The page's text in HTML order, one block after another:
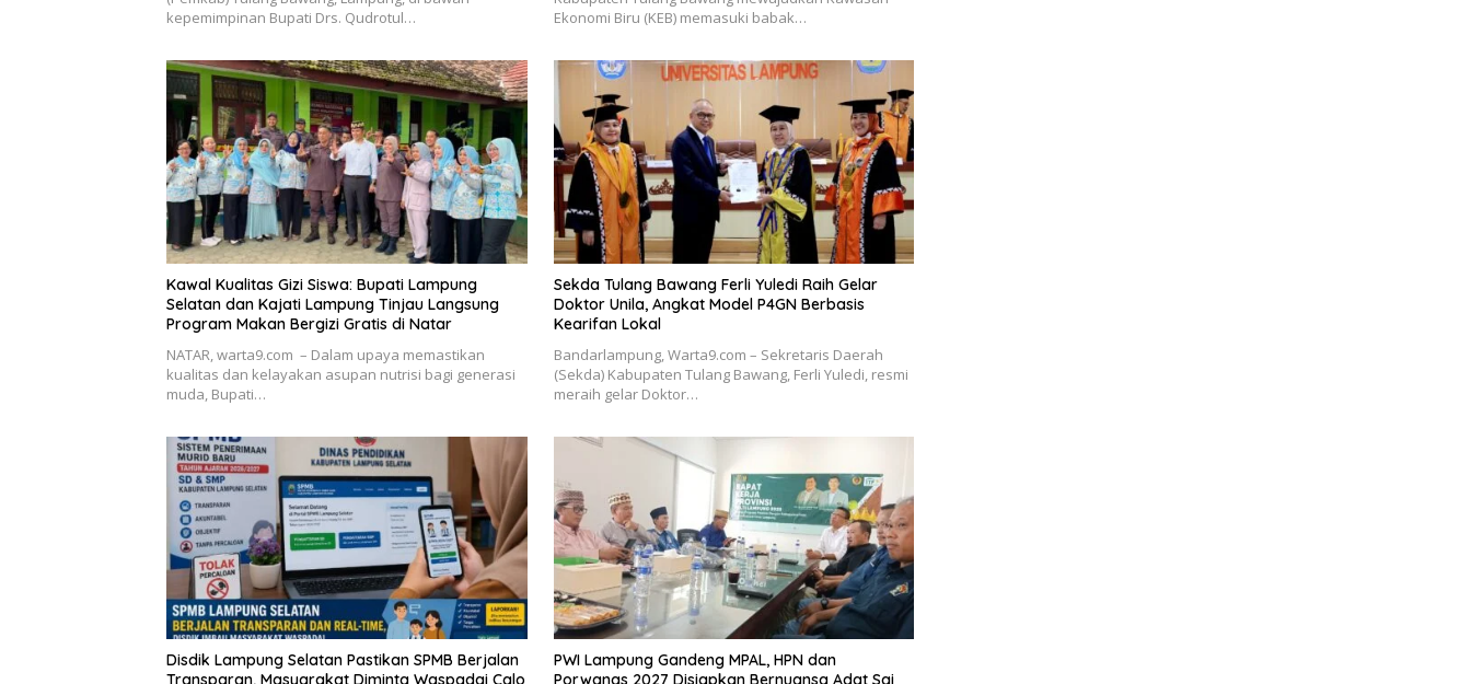
kepemimpinan Bupati Drs. Qudrotul…
Ekonomi Biru (KEB) memasuki babak…
Kawal Kualitas Gizi Siswa: Bupati Lampung
Selatan dan Kajati Lampung Tinjau Langsung
Program Makan Bergizi Gratis di Natar
NATAR, warta9.com – Dalam upaya memastikan
kualitas dan kelayakan asupan nutrisi bagi generasi
muda, Bupati…
Sekda Tulang Bawang Ferli Yuledi Raih Gelar
Doktor Unila, Angkat Model P4GN Berbasis
Kearifan Lokal
Bandarlampung, Warta9.com – Sekretaris Daerah
(Sekda) Kabupaten Tulang Bawang, Ferli Yuledi, resmi
meraih gelar Doktor…
Disdik Lampung Selatan Pastikan SPMB Berjalan
Transparan, Masyarakat Diminta Waspadai Calo
PWI Lampung Gandeng MPAL, HPN dan
Porwanas 2027 Disiapkan Bernuansa Adat Sai